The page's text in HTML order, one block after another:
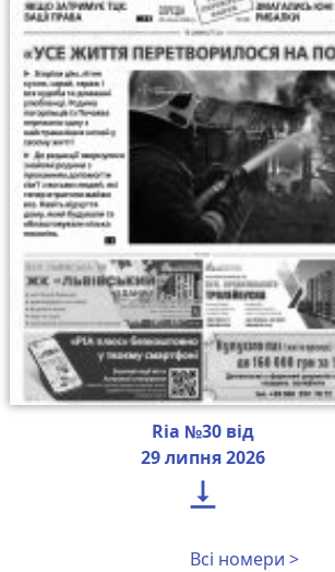
Ria №30 від
29 липня 2026

Всі номери >